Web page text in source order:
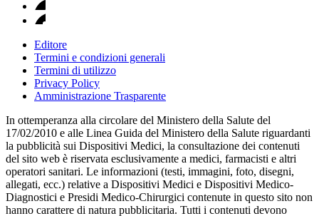
Editore
Termini e condizioni generali
Termini di utilizzo
Privacy Policy
Amministrazione Trasparente
In ottemperanza alla circolare del Ministero della Salute del
17/02/2010 e alle Linea Guida del Ministero della Salute riguardanti
la pubblicità sui Dispositivi Medici, la consultazione dei contenuti
del sito web è riservata esclusivamente a medici, farmacisti e altri
operatori sanitari. Le informazioni (testi, immagini, foto, disegni,
allegati, ecc.) relative a Dispositivi Medici e Dispositivi Medico-
Diagnostici e Presidi Medico-Chirurgici contenute in questo sito non
hanno carattere di natura pubblicitaria. Tutti i contenuti devono